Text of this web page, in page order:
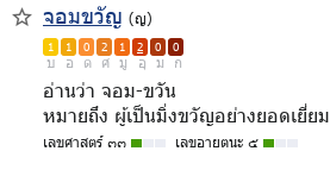
จอมขวัญ (ญ)
1 1 0 2 1 2 0 0
บ อ ด ศ มู อุ ม ก
อ่านว่า จอม-ขวัน
หมายถึง ผู้เป็นมิ่งขวัญอย่างยอดเยี่ยม
เลขศาสตร์ ๓๓ เลขอายตนะ ๕